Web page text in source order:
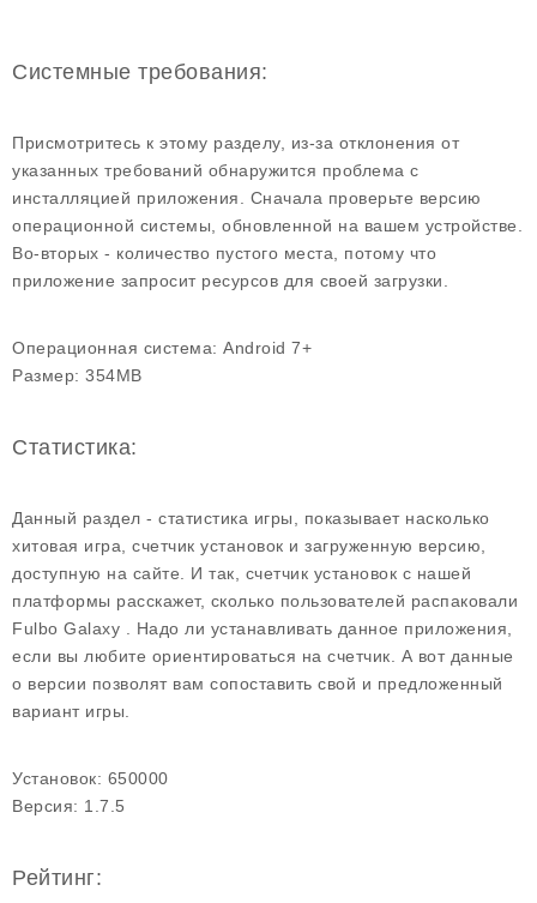
Системные требования:
Присмотритесь к этому разделу, из-за отклонения от
указанных требований обнаружится проблема с
инсталляцией приложения. Сначала проверьте версию
операционной системы, обновленной на вашем устройстве.
Во-вторых - количество пустого места, потому что
приложение запросит ресурсов для своей загрузки.
Операционная система: Android 7+
Размер: 354MB
Статистика:
Данный раздел - статистика игры, показывает насколько
хитовая игра, счетчик установок и загруженную версию,
доступную на сайте. И так, счетчик установок с нашей
платформы расскажет, сколько пользователей распаковали
Fulbo Galaxy . Надо ли устанавливать данное приложения,
если вы любите ориентироваться на счетчик. А вот данные
о версии позволят вам сопоставить свой и предложенный
вариант игры.
Установок: 650000
Версия: 1.7.5
Рейтинг: